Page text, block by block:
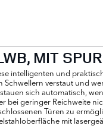
MIT
intelligenten und
Schwellern verstaut und
sich automatisch,
bei geringer Reichweite
Türen zu
mit